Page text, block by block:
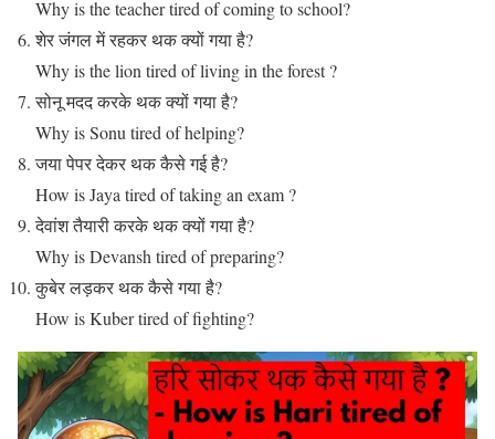
Why is the teacher tired of coming to school?
शेर जंगल में रहकर थक क्यों गया है?
Why is the lion tired of living in the forest ?
सोनू मदद करके थक क्यों गया है?
Why is Sonu tired of helping?
जया पेपर देकर थक कैसे गई है?
How is Jaya tired of taking an exam ?
देवांश तैयारी करके थक क्यों गया है?
Why is Devansh tired of preparing?
कुबेर लड़कर थक कैसे गया है?
How is Kuber tired of fighting?